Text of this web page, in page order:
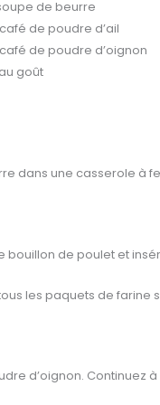
de beurre
de poudre d’ail
de poudre d’oignon
goût
dans une casserole à
bouillon de poulet et
les paquets de farine
d’oignon.